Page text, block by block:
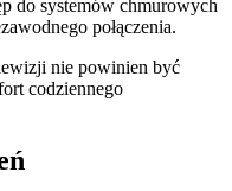
do systemów chmurowych
połączenia.
nie powinien być
codziennego